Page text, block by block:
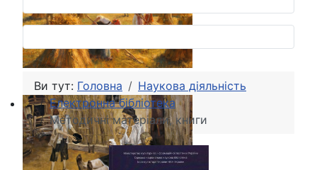
Ви тут: Головна
Наукова діяльність
Електронна бібліотека
Методичні матеріали, книги